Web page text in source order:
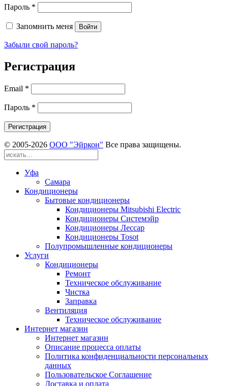
Пароль *
Запомнить меня Войти
Забыли свой пароль?
Регистрация
Email *
Пароль *
Регистрация
© 2005-2026 ООО "Эйркон" Все права защищены.
Уфа
Самара
Кондиционеры
Бытовые кондиционеры
Кондиционеры Mitsubishi Electric
Кондиционеры Системэйр
Кондиционеры Лессар
Кондиционеры Tosot
Полупромышленные кондиционеры
Услуги
Кондиционеры
Ремонт
Техническое обслуживание
Чистка
Заправка
Вентиляция
Техническое обслуживание
Интернет магазин
Интернет магазин
Описание процесса оплаты
Политика конфиденциальности персональных
данных
Пользовательское Соглашение
Доставка и оплата